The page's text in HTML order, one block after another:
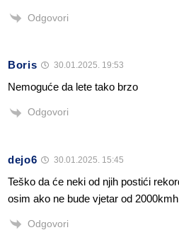
Odgovori
Boris 30.01.2025. 19:53
Nemoguće da lete tako brzo
Odgovori
dejo6 30.01.2025. 15:45
Teško da će neki od njih postići
osim ako ne bude vjetar od 2000kmh
Odgovori